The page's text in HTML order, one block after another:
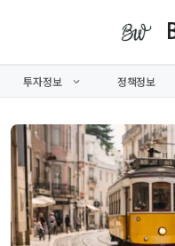
너
기
투자정보 정책정보